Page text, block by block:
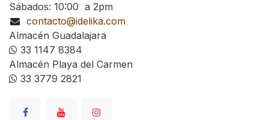
Sábados: 10:00 a 2pm
contacto@idelika.com
Almacén Guadalajara
33 1147 8384
Almacén Playa del Carmen
33 3779 2821